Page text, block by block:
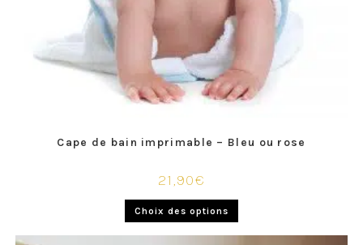
Cape de bain imprimable – Bleu ou rose
21,90€
Choix des options